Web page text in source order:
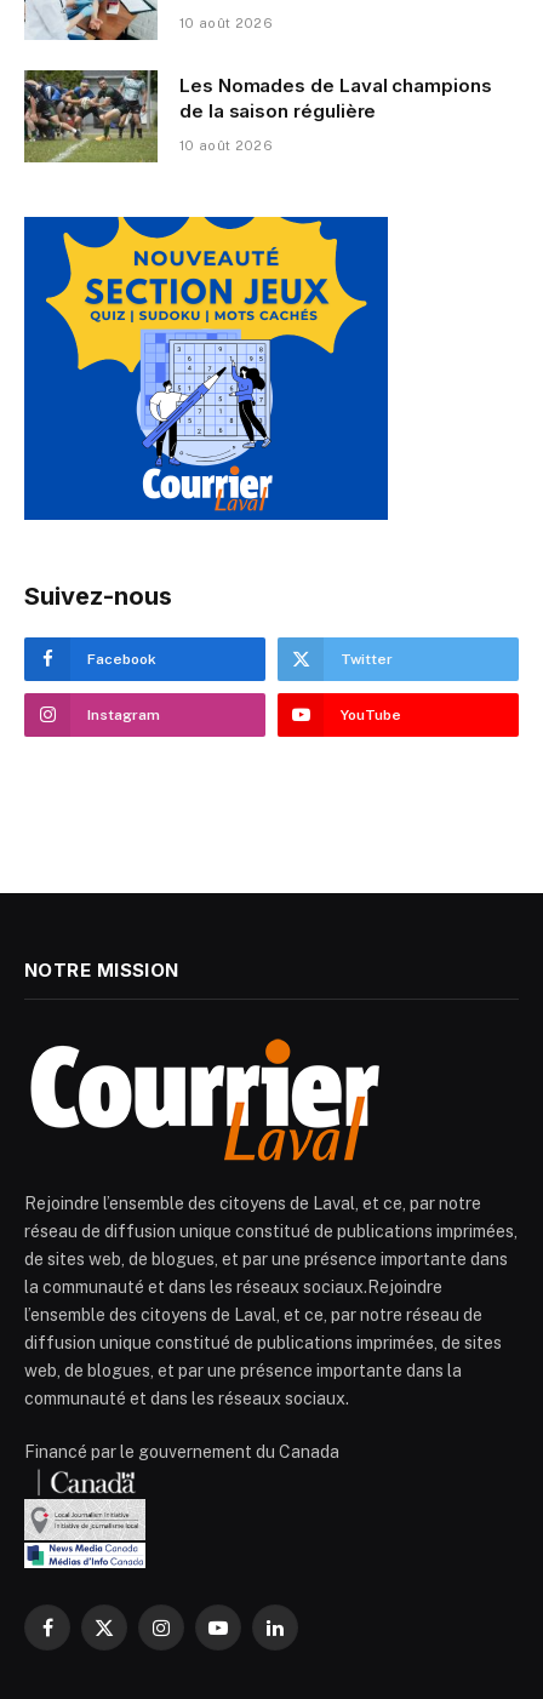
10 août 2026
Les Nomades de Laval champions
de la saison régulière
10 août 2026
Suivez-nous
Facebook Twitter
Instagram YouTube
NOTRE MISSION
Rejoindre l’ensemble des citoyens de Laval, et ce, par notre
réseau de diffusion unique constitué de publications imprimées,
de sites web, de blogues, et par une présence importante dans
la communauté et dans les réseaux sociaux.Rejoindre
l’ensemble des citoyens de Laval, et ce, par notre réseau de
diffusion unique constitué de publications imprimées, de sites
web, de blogues, et par une présence importante dans la
communauté et dans les réseaux sociaux.
Financé par le gouvernement du Canada
Facebook
X
InstagramYouTubeLinkedIn